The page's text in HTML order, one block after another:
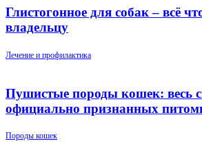
Глистогонное для собак – всё
владельцу
Лечение и профилактика
Пушистые породы кошек: весь
официально признанных
Породы кошек